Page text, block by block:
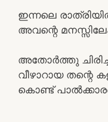
ഇന്നലെ
അവന്റെ
അതോർത്തു
വീഴാറായ തന്റെ
കൊണ്ട്